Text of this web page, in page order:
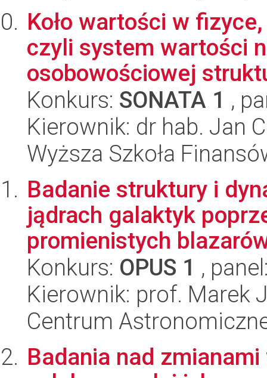
Koło wartości w
czyli system wartości
osobowościowej
Konkurs: SONATA 1 ,
Kierownik: dr hab. Jan
Wyższa Szkoła
Badanie struktury i
jądrach galaktyk
promienistych
Konkurs: OPUS 1 ,
Kierownik: prof. Marek
Centrum
Badania nad